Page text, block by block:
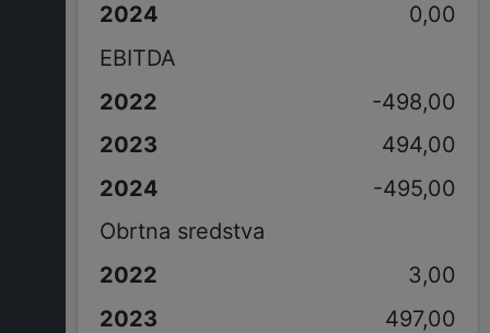
0,00
EBITDA
-498,00
494,00
-495,00
Obrtna sredstva
3,00
497,00